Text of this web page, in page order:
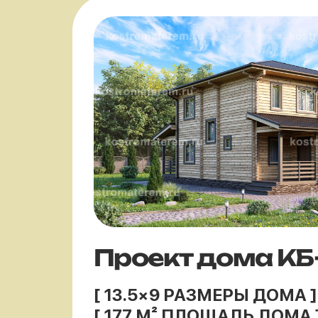
Проект дома
[ 13.5×9 РАЗМЕРЫ ДОМА ]